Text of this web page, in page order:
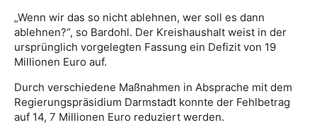
„Wenn wir das so nicht ablehnen, wer soll es dann
ablehnen?“, so Bardohl. Der Kreishaushalt weist in der
ursprünglich vorgelegten Fassung ein Defizit von 19
Millionen Euro auf.
Durch verschiedene Maßnahmen in Absprache mit dem
Regierungspräsidium Darmstadt konnte der Fehlbetrag
auf 14, 7 Millionen Euro reduziert werden.